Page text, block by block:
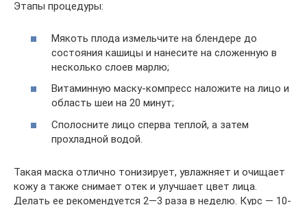
Этапы процедуры:
Мякоть плода измельчите на блендере до
состояния кашицы и нанесите на сложенную в
несколько слоев марлю;
Витаминную маску-компресс наложите на лицо и
область шеи на 20 минут;
Сполосните лицо сперва теплой, а затем
прохладной водой.
Такая маска отлично тонизирует, увлажняет и очищает
кожу а также снимает отек и улучшает цвет лица.
Делать ее рекомендуется 2—3 раза в неделю. Курс — 10-